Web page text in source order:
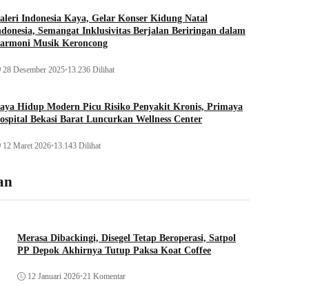
Indonesia Kaya, Gelar Konser Kidung Natal
Semangat Inklusivitas Berjalan Beriringan dalam
Musik Keroncong
28 Desember 2025•13.236 Dilihat
Hidup Modern Picu Risiko Penyakit Kronis, Primaya
Bekasi Barat Luncurkan Wellness Center
12 Maret 2026•13.143 Dilihat
Merasa Dibackingi, Disegel Tetap Beroperasi, Satpol
PP Depok Akhirnya Tutup Paksa Koat Coffee
12 Januari 2026•21 Komentar